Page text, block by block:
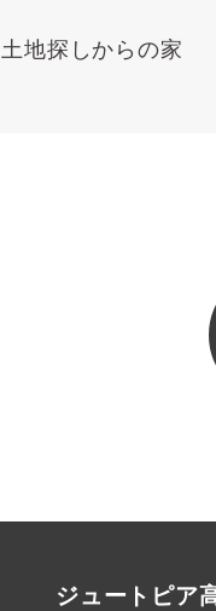
地探しからの家
ジュートピア